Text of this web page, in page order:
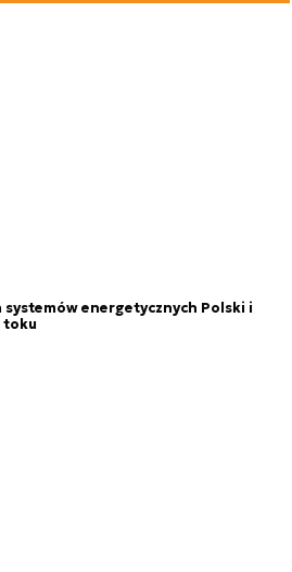
energetycznych Polski i
toku